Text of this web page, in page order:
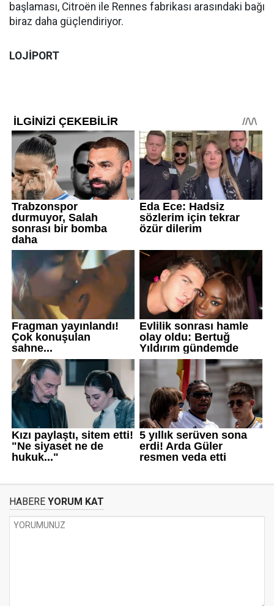
başlaması, Citroën ile Rennes fabrikası arasındaki bağı
biraz daha güçlendiriyor.
LOJİPORT
HABERE YORUM KAT